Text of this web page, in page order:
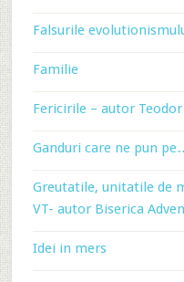
Falsurile
Familie
Fericirile – autor
Ganduri care ne pun
Greutatile, unitatile de
VT- autor Biserica
Idei in mers